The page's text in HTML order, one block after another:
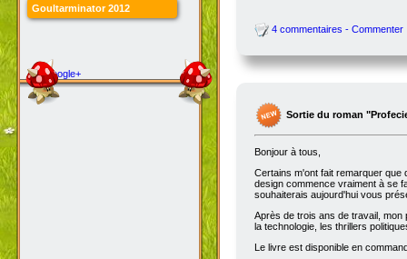
Goultarminator 2012
Google+
4 commentaires - Commenter
Sortie du roman
Bonjour à tous,
Certains m'ont fait remarquer que
design commence vraiment à se
souhaiterais aujourd'hui vous
Après de trois ans de travail,
la technologie, les thrillers
Le livre est disponible en